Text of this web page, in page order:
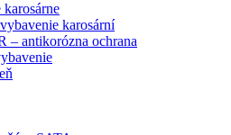
karosární
– antikorózna ochrana